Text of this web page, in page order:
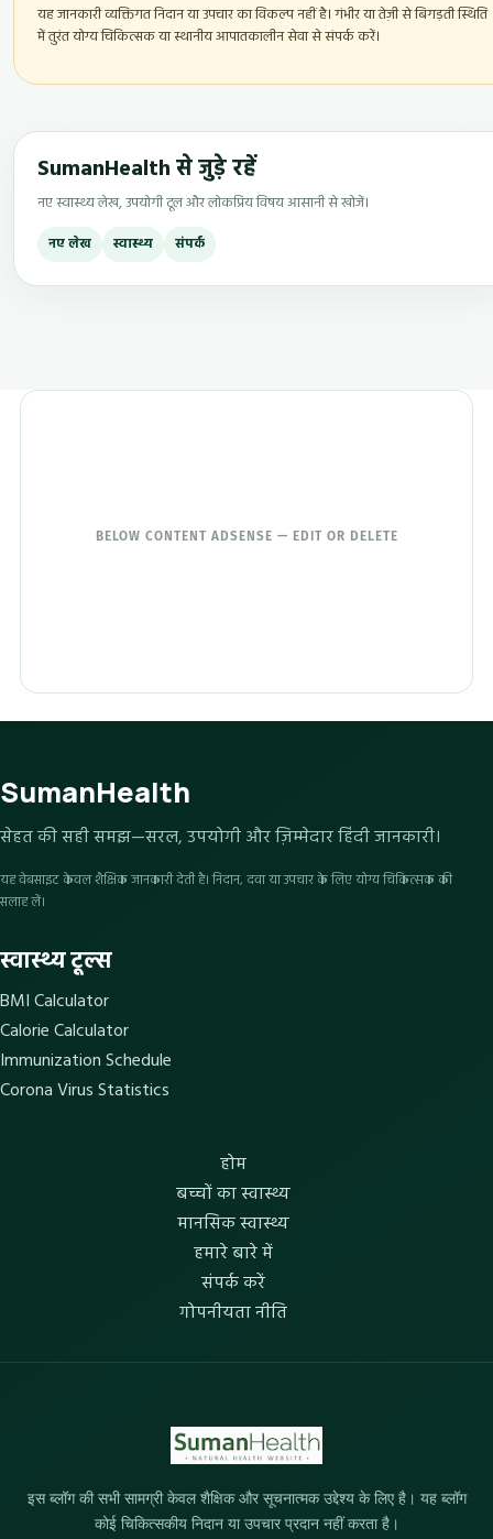
यह जानकारी व्यक्तिगत निदान या उपचार का विकल्प नहीं है। गंभीर या तेज़ी से बिगड़ती स्थिति
में तुरंत योग्य चिकित्सक या स्थानीय आपातकालीन सेवा से संपर्क करें।
SumanHealth से जुड़े रहें
नए स्वास्थ्य लेख, उपयोगी टूल और लोकप्रिय विषय आसानी से खोजें।
नए लेख स्वास्थ्य संपर्क
BELOW CONTENT ADSENSE — EDIT OR DELETE
SumanHealth
सेहत की सही समझ—सरल, उपयोगी और ज़िम्मेदार हिंदी जानकारी।
यह वेबसाइट केवल शैक्षिक जानकारी देती है। निदान, दवा या उपचार के लिए योग्य चिकित्सक की
सलाह लें।
स्वास्थ्य टूल्स
BMI Calculator
Calorie Calculator
Immunization Schedule
Corona Virus Statistics
होम
बच्चों का स्वास्थ्य
मानसिक स्वास्थ्य
हमारे बारे में
संपर्क करें
गोपनीयता नीति
इस ब्लॉग की सभी सामग्री केवल शैक्षिक और सूचनात्मक उद्देश्य के लिए है। यह ब्लॉग
कोई चिकित्सकीय निदान या उपचार प्रदान नहीं करता है।